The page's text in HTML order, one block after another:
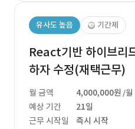
유사도 높음 기간제
React기반 하이브리
하자 수정(재택근무)
월 금액 4,000,000원 /월
예상 기간
21일
근무 시작일
즉시 시작